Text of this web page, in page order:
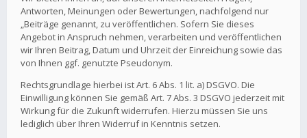
Antworten, Meinungen oder Bewertungen, nachfolgend nur
„Beiträge genannt, zu veröffentlichen. Sofern Sie dieses
Angebot in Anspruch nehmen, verarbeiten und veröffentlichen
wir Ihren Beitrag, Datum und Uhrzeit der Einreichung sowie das
von Ihnen ggf. genutzte Pseudonym.
Rechtsgrundlage hierbei ist Art. 6 Abs. 1 lit. a) DSGVO. Die
Einwilligung können Sie gemäß Art. 7 Abs. 3 DSGVO jederzeit mit
Wirkung für die Zukunft widerrufen. Hierzu müssen Sie uns
lediglich über Ihren Widerruf in Kenntnis setzen.